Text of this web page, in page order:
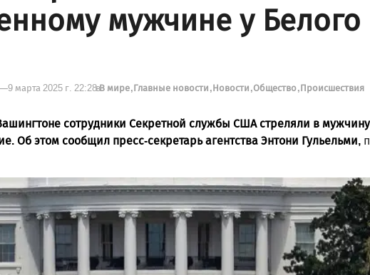
мужчине у Белого
9 марта 2025 г. 22:28вВ мире Главные новости НовостиОбщество Происшествия
сотрудники Секретной службы США стреляли в
Об этом сообщил пресс-секретарь агентства Энтони Гульельми,